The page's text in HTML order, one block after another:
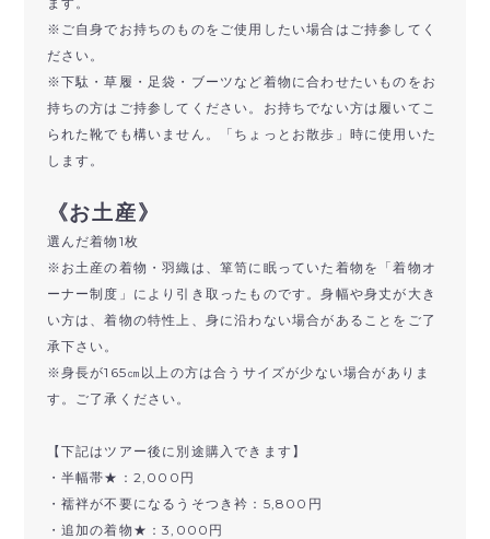
※ご自身でお持ちのものをご使用したい場合はご持参してく
ださい。
※下駄・草履・足袋・ブーツなど着物に合わせたいものをお
持ちの方はご持参してください。お持ちでない方は履いてこ
られた靴でも構いません。「ちょっとお散歩」時に使用いた
します。
《お土産》
選んだ着物1枚
※お土産の着物・羽織は、箪笥に眠っていた着物を「着物オ
ーナー制度」により引き取ったものです。身幅や身丈が大き
い方は、着物の特性上、身に沿わない場合があることをご了
承下さい。
※身長が165㎝以上の方は合うサイズが少ない場合がありま
す。
ご了承ください。
【下記はツアー後に別途購入できます】
・半幅帯★：2,000円
・襦袢が不要になるうそつき衿：5,800円
・追加の着物★：3,000円